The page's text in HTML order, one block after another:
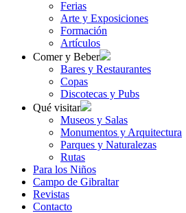
Ferias
Arte y Exposiciones
Formación
Artículos
Comer y Beber
Bares y Restaurantes
Copas
Discotecas y Pubs
Qué visitar
Museos y Salas
Monumentos y Arquitectura
Parques y Naturalezas
Rutas
Para los Niños
Campo de Gibraltar
Revistas
Contacto